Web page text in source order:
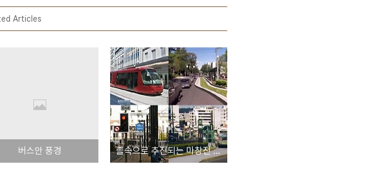
Articles
버스안 풍경 졸속으로 추진되는 마창진 도시철도계획을 재검토하라!!